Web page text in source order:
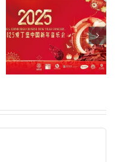
友谊
——“中英
文化艺术